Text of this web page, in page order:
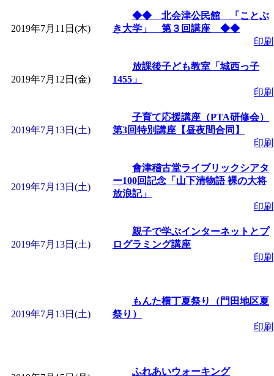
2019年7月11日(木)
◆◆ 北会津公民館 「ことぶ
き大学」 第３回講座 ◆◆
印刷
2019年7月12日(金)
放課後子ども教室「城西っ子
1455」
印刷
2019年7月13日(土)
子育て応援講座（PTA研修会）
第3回特別講座【昼夜間合同】
印刷
2019年7月13日(土)
會津稽古堂ライブリックシアタ
ー100回記念「山下清物語 裸の大将
放浪記」
印刷
2019年7月13日(土)
親子で学ぶインターネットとプ
ログラミング講座
印刷
2019年7月13日(土)
もんた横丁夏祭り（門田地区夏
祭り）
印刷
ふれあいウォーキング